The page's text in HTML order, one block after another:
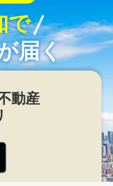
で
届く
動産